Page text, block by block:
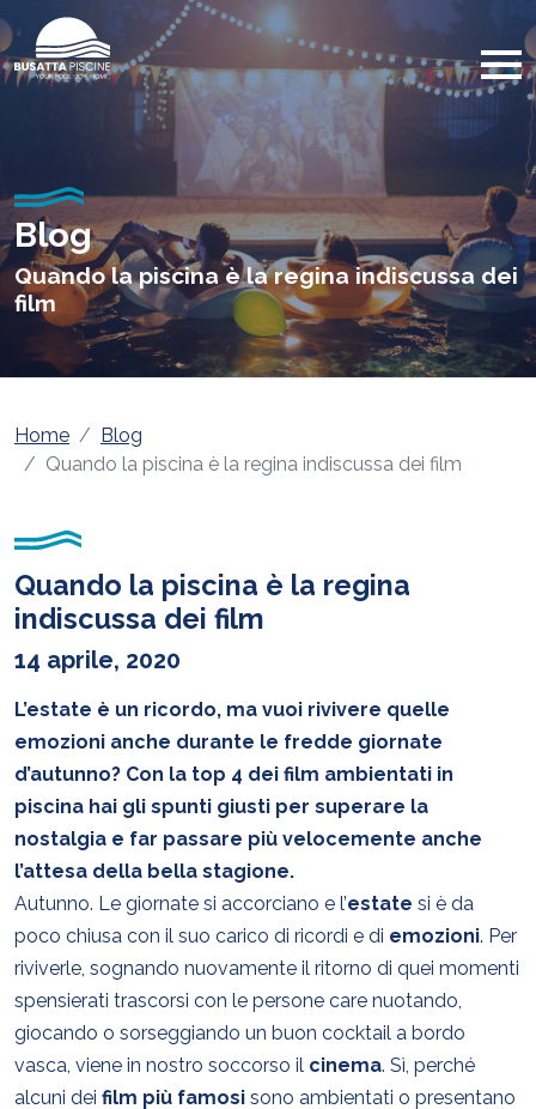
Blog
Quando la piscina è la regina indiscussa dei
film
Home
Blog
Quando la piscina è la regina indiscussa dei film
Quando la piscina è la regina
indiscussa dei film
14 aprile, 2020
L’estate è un ricordo, ma vuoi rivivere quelle
emozioni anche durante le fredde giornate
d’autunno? Con la top 4 dei film ambientati in
piscina hai gli spunti giusti per superare la
nostalgia e far passare più velocemente anche
l’attesa della bella stagione.
Autunno. Le giornate si accorciano e l’estate si è da
poco chiusa con il suo carico di ricordi e di emozioni. Per
riviverle, sognando nuovamente il ritorno di quei momenti
spensierati trascorsi con le persone care nuotando,
giocando o sorseggiando un buon cocktail a bordo
vasca, viene in nostro soccorso il cinema. Sì, perché
alcuni dei film più famosi sono ambientati o presentano